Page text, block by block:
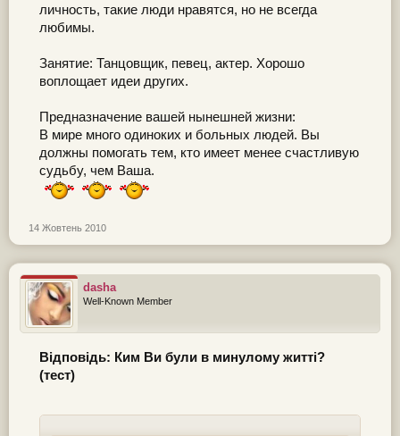
личность, такие люди нравятся, но не всегда
любимы.
Занятие: Танцовщик, певец, актер. Хорошо
воплощает идеи других.
Предназначение вашей нынешней жизни:
В мире много одиноких и больных людей. Вы
должны помогать тем, кто имеет менее счастливую
судьбу, чем Ваша.
14 Жовтень 2010
dasha
Well-Known Member
Відповідь: Ким Ви були в минулому житті?
(тест)